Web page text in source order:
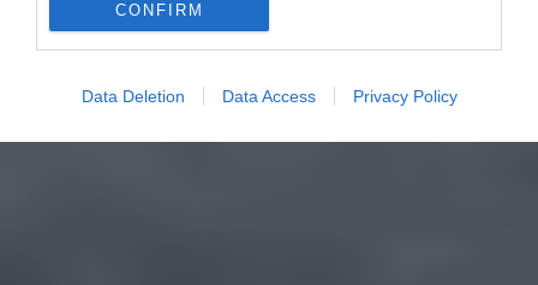
CONFIRM
Data Deletion Data Access Privacy Policy